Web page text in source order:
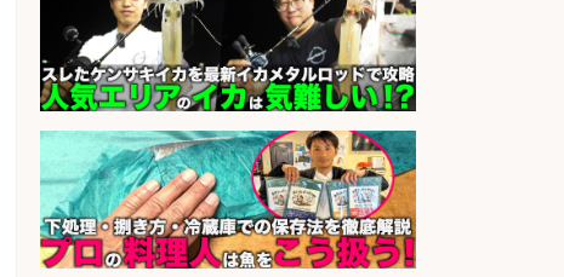
sponsored by 求人ボックス
さらに求人情報を見る